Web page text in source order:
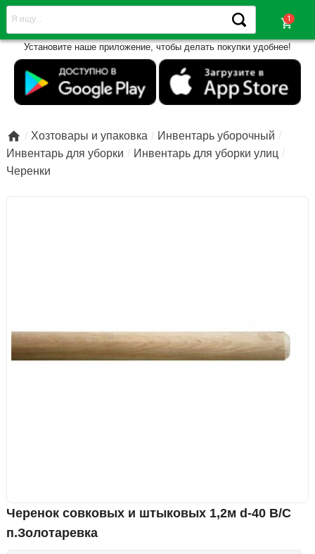
shopping_cart
Установите наше приложение, чтобы делать покупки удобнее!
 Хозтовары и упаковка
Инвентарь уборочный
Инвентарь для уборки
Инвентарь для уборки улиц
Черенки
Черенок совковых и штыковых 1,2м d-40 В/С
п.Золотаревка